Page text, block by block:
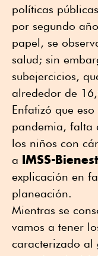
políticas
por segundo
papel, se
salud; sin
subejercicios,
alrededor de
Enfatizó que
pandemia, falta
los niños con
a IMSS-
explicación en
planeación.
Mientras se
vamos a tener
caracterizado